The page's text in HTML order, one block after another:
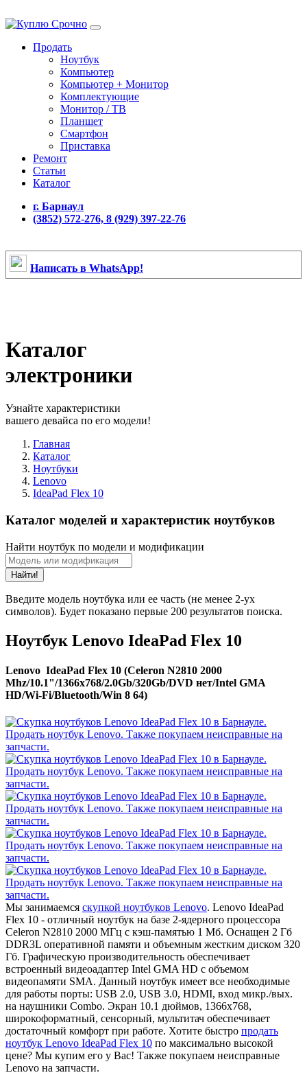
Продать
Ноутбук
Компьютер
Компьютер + Монитор
Комплектующие
Монитор / ТВ
Планшет
Смартфон
Приставка
Ремонт
Статьи
Каталог
г. Барнаул
(3852) 572-276, 8 (929) 397-22-76
Написать в WhatsApp!
Каталог
электроники
Узнайте характеристики
вашего девайса по его модели!
Главная
Каталог
Ноутбуки
Lenovo
IdeaPad Flex 10
Каталог моделей и характеристик ноутбуков
Найти ноутбук по модели и модификации
Найти!
Введите модель ноутбука или ее часть (не менее 2-ух
символов). Будет показано первые 200 результатов поиска.
Ноутбук Lenovo IdeaPad Flex 10
Lenovo IdeaPad Flex 10 (Celeron N2810 2000
Mhz/10.1"/1366x768/2.0Gb/320Gb/DVD нет/Intel GMA
HD/Wi-Fi/Bluetooth/Win 8 64)
Мы занимаемся скупкой ноутбуков Lenovo. Lenovo IdeaPad
Flex 10 - отличный ноутбук на базе 2-ядерного процессора
Celeron N2810 2000 МГц с кэш-памятью 1 Мб. Оснащен 2 Гб
DDR3L оперативной памяти и объемным жестким диском 320
Гб. Графическую производительность обеспечивает
встроенный видеоадаптер Intel GMA HD с объемом
видеопамяти SMA. Данный ноутбук имеет все необходимые
для работы порты: USB 2.0, USB 3.0, HDMI, вход микр./вых.
на наушники Combo. Экран 10.1 дюймов, 1366x768,
широкоформатный, сенсорный, мультитач обеспечивает
достаточный комфорт при работе. Хотите быстро продать
ноутбук Lenovo IdeaPad Flex 10 по максимально высокой
цене? Мы купим его у Вас! Также покупаем неисправные
Lenovo на запчасти.